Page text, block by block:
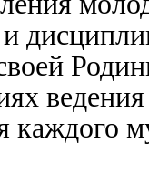
каждого